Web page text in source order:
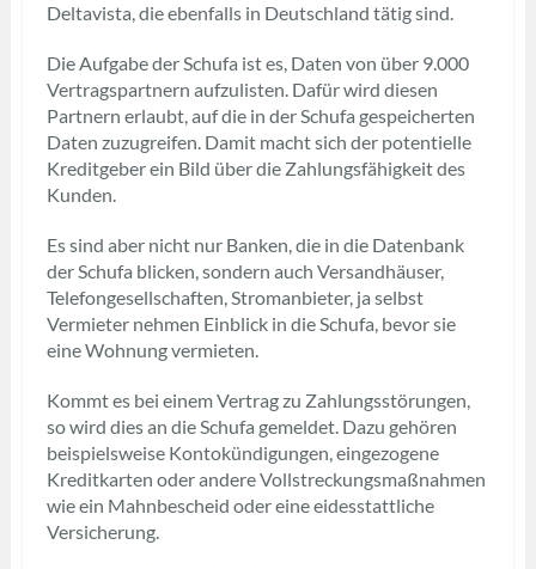
Deltavista, die ebenfalls in Deutschland tätig sind.
Die Aufgabe der Schufa ist es, Daten von über 9.000
Vertragspartnern aufzulisten. Dafür wird diesen
Partnern erlaubt, auf die in der Schufa gespeicherten
Daten zuzugreifen. Damit macht sich der potentielle
Kreditgeber ein Bild über die Zahlungsfähigkeit des
Kunden.
Es sind aber nicht nur Banken, die in die Datenbank
der Schufa blicken, sondern auch Versandhäuser,
Telefongesellschaften, Stromanbieter, ja selbst
Vermieter nehmen Einblick in die Schufa, bevor sie
eine Wohnung vermieten.
Kommt es bei einem Vertrag zu Zahlungsstörungen,
so wird dies an die Schufa gemeldet. Dazu gehören
beispielsweise Kontokündigungen, eingezogene
Kreditkarten oder andere Vollstreckungsmaßnahmen
wie ein Mahnbescheid oder eine eidesstattliche
Versicherung.